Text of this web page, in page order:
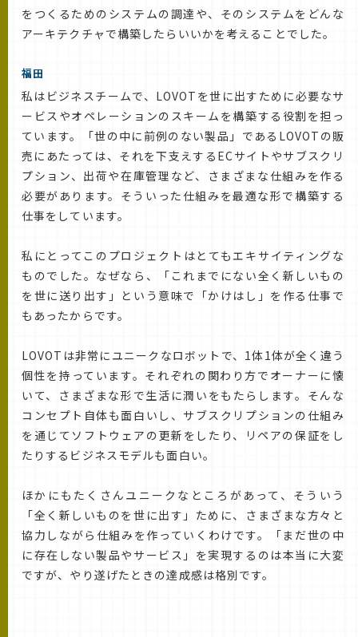
をつくるためのシステムの調達や、そのシステムをどんな
アーキテクチャで構築したらいいかを考えることでした。
福田
私はビジネスチームで、LOVOTを世に出すために必要なサ
ービスやオペレーションのスキームを構築する役割を担っ
ています。「世の中に前例のない製品」であるLOVOTの販
売にあたっては、それを下支えするECサイトやサブスクリ
プション、出荷や在庫管理など、さまざまな仕組みを作る
必要があります。そういった仕組みを最適な形で構築する
仕事をしています。
私にとってこのプロジェクトはとてもエキサイティングな
ものでした。なぜなら、「これまでにない全く新しいもの
を世に送り出す」という意味で「かけはし」を作る仕事で
もあったからです。
LOVOTは非常にユニークなロボットで、1体1体が全く違う
個性を持っています。それぞれの関わり方でオーナーに懐
いて、さまざまな形で生活に潤いをもたらします。そんな
コンセプト自体も面白いし、サブスクリプションの仕組み
を通じてソフトウェアの更新をしたり、リペアの保証をし
たりするビジネスモデルも面白い。
ほかにもたくさんユニークなところがあって、そういう
「全く新しいものを世に出す」ために、さまざまな方々と
協力しながら仕組みを作っていくわけです。「まだ世の中
に存在しない製品やサービス」を実現するのは本当に大変
ですが、やり遂げたときの達成感は格別です。